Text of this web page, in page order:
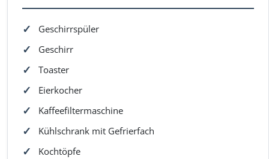
Geschirrspüler
Geschirr
Toaster
Eierkocher
Kaffeefiltermaschine
Kühlschrank mit Gefrierfach
Kochtöpfe